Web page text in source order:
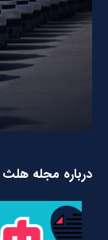
درباره مجله هلث